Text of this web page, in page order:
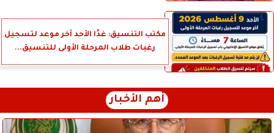
مكتب التنسيق: غدًا الأحد آخر موعد لتسجيل
رغبات طلاب المرحلة الأولى للتنسيق...
أهم الأخبار